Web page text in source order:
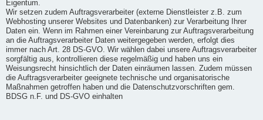
Eigentum.
Wir setzen zudem Auftragsverarbeiter (externe Dienstleister z.B. zum
Webhosting unserer Websites und Datenbanken) zur Verarbeitung Ihrer
Daten ein. Wenn im Rahmen einer Vereinbarung zur Auftragsverarbeitung
an die Auftragsverarbeiter Daten weitergegeben werden, erfolgt dies
immer nach Art. 28 DS-GVO. Wir wählen dabei unsere Auftragsverarbeiter
sorgfältig aus, kontrollieren diese regelmäßig und haben uns ein
Weisungsrecht hinsichtlich der Daten einräumen lassen. Zudem müssen
die Auftragsverarbeiter geeignete technische und organisatorische
Maßnahmen getroffen haben und die Datenschutzvorschriften gem.
BDSG n.F. und DS-GVO einhalten